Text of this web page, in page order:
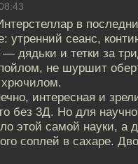
в
утренний сеанс,
дядьки и тетки за
не шуршит
хрючилом.
интересная и
без 3Д. Но для
этой самой науки, а
соплей в сахаре.